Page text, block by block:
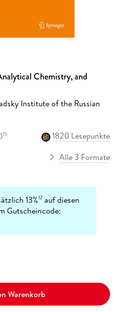
Chemistry, and
Institute of the Russian
)15
1820 Lesepunkte
Alle 3 Formate
13%12 auf diesen
Gutscheincode:
Warenkorb